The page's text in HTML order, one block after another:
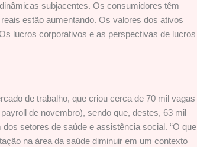
subjacentes. Os consumidores têm
estão aumentando. Os valores dos ativos
lucros corporativos e as perspectivas de lucros
de trabalho, que criou cerca de 70 mil vagas
de novembro), sendo que, destes, 63 mil
setores de saúde e assistência social. “O que
na área da saúde diminuir em um contexto